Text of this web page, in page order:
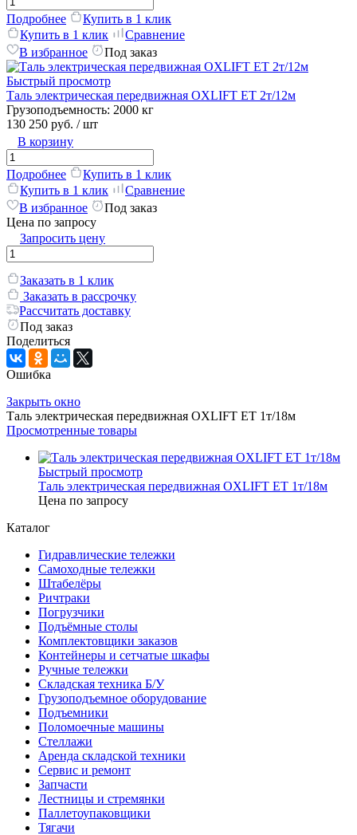
Подробнее
Купить в 1 клик
Купить в 1 клик
Сравнение
В избранное
Под заказ
Быстрый просмотр
Таль электрическая передвижная OXLIFT ET 2т/12м
Грузоподъемность: 2000 кг
130 250 руб. / шт
В корзину
Подробнее
Купить в 1 клик
Купить в 1 клик
Сравнение
В избранное
Под заказ
Цена по запросу
Запросить цену
Заказать в 1 клик
Заказать в рассрочку
Рассчитать доставку
Под заказ
Поделиться
Ошибка
Закрыть окно
Таль электрическая передвижная OXLIFT ET 1т/18м
Просмотренные товары
Быстрый просмотр
Таль электрическая передвижная OXLIFT ET 1т/18м
Цена по запросу
Каталог
Гидравлические тележки
Самоходные тележки
Штабелёры
Ричтраки
Погрузчики
Подъёмные столы
Комплектовщики заказов
Контейнеры и сетчатые шкафы
Ручные тележки
Складская техника Б/У
Грузоподъемное оборудование
Подъемники
Поломоечные машины
Стеллажи
Аренда складской техники
Сервис и ремонт
Запчасти
Лестницы и стремянки
Паллетоупаковщики
Тягачи